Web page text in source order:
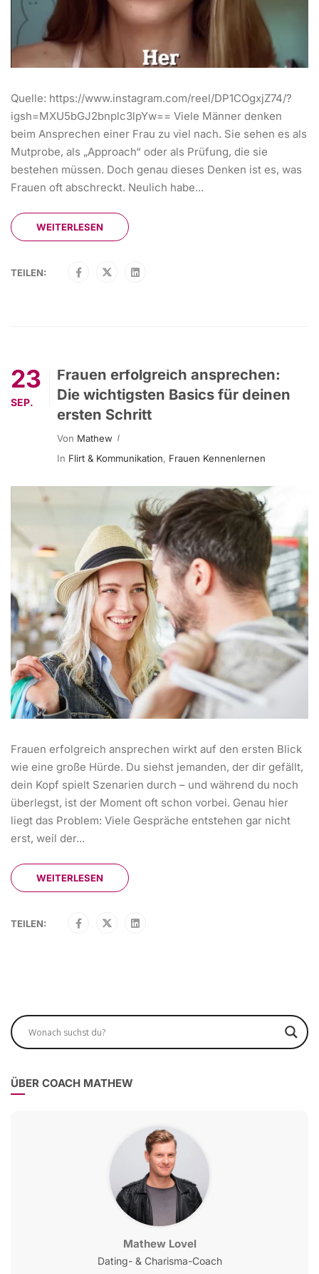
Quelle: https://www.instagram.com/reel/DP1COgxjZ74/?
igsh=MXU5bGJ2bnplc3lpYw== Viele Männer denken
beim Ansprechen einer Frau zu viel nach. Sie sehen es als
Mutprobe, als „Approach“ oder als Prüfung, die sie
bestehen müssen. Doch genau dieses Denken ist es, was
Frauen oft abschreckt. Neulich habe...
WEITERLESEN
TEILEN:
23
SEP.
Frauen erfolgreich ansprechen:
Die wichtigsten Basics für deinen
ersten Schritt
Von Mathew
In Flirt & Kommunikation, Frauen Kennenlernen
Frauen erfolgreich ansprechen wirkt auf den ersten Blick
wie eine große Hürde. Du siehst jemanden, der dir gefällt,
dein Kopf spielt Szenarien durch – und während du noch
überlegst, ist der Moment oft schon vorbei. Genau hier
liegt das Problem: Viele Gespräche entstehen gar nicht
erst, weil der...
WEITERLESEN
TEILEN:
ÜBER COACH MATHEW
Mathew Lovel
Dating- & Charisma-Coach